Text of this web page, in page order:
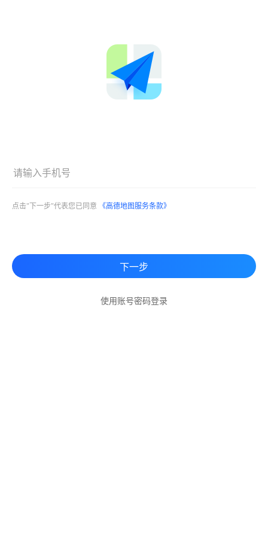
点击"下一步"代表您已同意 《高德地图服务条款》
下一步
使用账号密码登录